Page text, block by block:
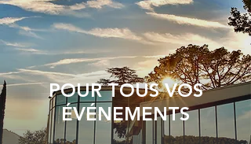
POUR TOUS VOS
ÉVÉNEMENTS